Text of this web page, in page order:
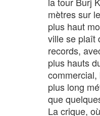
mètres sur
plus haut
ville se plaît
records,
plus hauts
plus long
que
La crique,